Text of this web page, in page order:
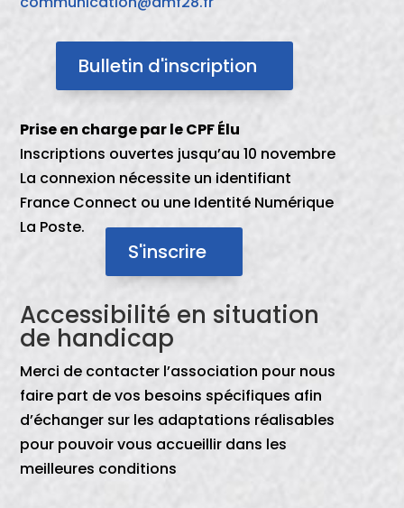
Bulletin d'inscription
Prise en charge par le CPF Élu
Inscriptions ouvertes jusqu’au 10 novembre
La connexion nécessite un identifiant
France Connect ou une Identité Numérique
La Poste.
S'inscrire
Accessibilité en situation
de handicap
Merci de contacter l’association pour nous
faire part de vos besoins spécifiques afin
d’échanger sur les adaptations réalisables
pour pouvoir vous accueillir dans les
meilleures conditions